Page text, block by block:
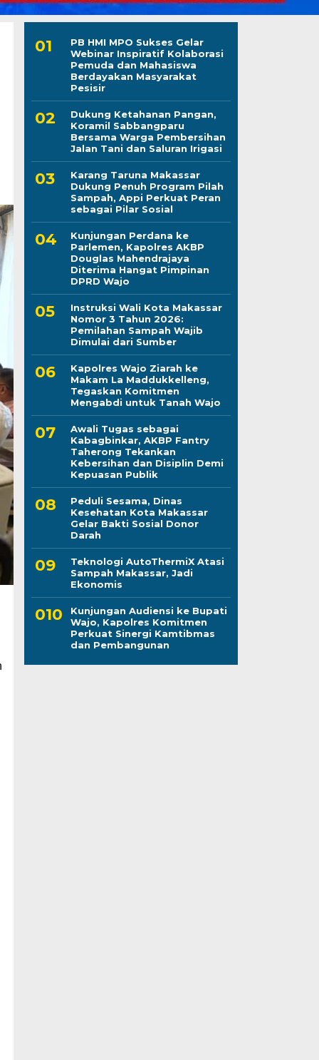
PB HMI MPO Sukses Gelar
Webinar Inspiratif Kolaborasi
Pemuda dan Mahasiswa
Berdayakan Masyarakat
Pesisir
Dukung Ketahanan Pangan,
Koramil Sabbangparu
Bersama Warga Pembersihan
Jalan Tani dan Saluran Irigasi
Karang Taruna Makassar
Dukung Penuh Program Pilah
Sampah, Appi Perkuat Peran
sebagai Pilar Sosial
Kunjungan Perdana ke
Parlemen, Kapolres AKBP
Douglas Mahendrajaya
Diterima Hangat Pimpinan
DPRD Wajo
Instruksi Wali Kota Makassar
Nomor 3 Tahun 2026:
Pemilahan Sampah Wajib
Dimulai dari Sumber
Kapolres Wajo Ziarah ke
Makam La Maddukkelleng,
Tegaskan Komitmen
Mengabdi untuk Tanah Wajo
Awali Tugas sebagai
Kabagbinkar, AKBP Fantry
Taherong Tekankan
Kebersihan dan Disiplin Demi
Kepuasan Publik
Peduli Sesama, Dinas
Kesehatan Kota Makassar
Gelar Bakti Sosial Donor
Darah
Teknologi AutoThermiX Atasi
Sampah Makassar, Jadi
Ekonomis
Kunjungan Audiensi ke Bupati
Wajo, Kapolres Komitmen
Perkuat Sinergi Kamtibmas
dan Pembangunan